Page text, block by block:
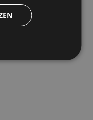
Suede Slider B